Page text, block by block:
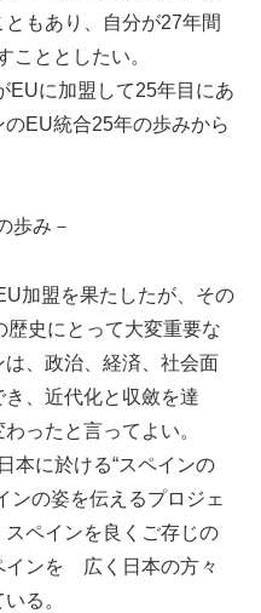
もあり、自分が27年間
こととしたい。
EUに加盟して25年目にあ
EU統合25年の歩みから
歩み－
加盟を果たしたが、その
史にとって大変重要な
、政治、経済、社会面
、近代化と収斂を達
ったと言ってよい。
本に於ける“スペインの
の姿を伝えるプロジェ
ペインを良くご存じの
インを 広く日本の方々
る。